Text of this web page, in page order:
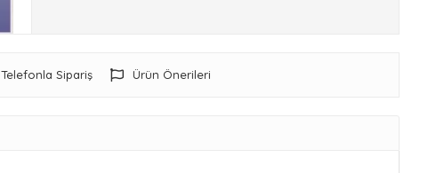
Telefonla Sipariş Ürün Önerileri